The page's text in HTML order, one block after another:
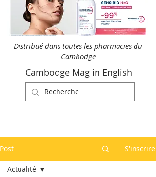
Distribué dans toutes les pharmacies du
Cambodge
Cambodge Mag in English
Post S'inscrire
Actualité